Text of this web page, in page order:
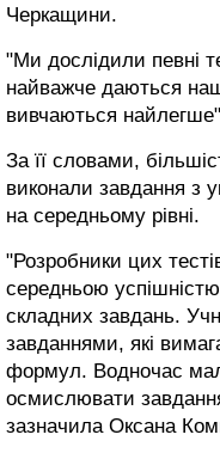
Черкащини.
"Ми дослідили певні
найважче даються
вивчаються
За її словами,
виконали завдання з
на середньому рівні.
"Розробники цих
середньою
складних завдань.
завданнями, які
формул. Водночас
осмислювати
зазначила Оксана